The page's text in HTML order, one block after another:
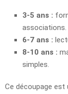
3-5 ans :
associations.
6-7 ans :
8-10 ans :
simples.
Ce découpage est